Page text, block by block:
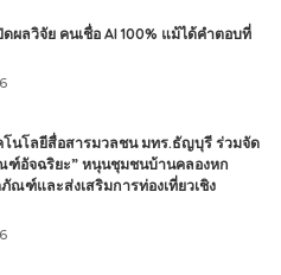
ผลวิจัย คนเชื่อ AI 100% แม้ได้คำตอบที่
นโลยีสื่อสารมวลชน มทร.ธัญบุรี ร่วมจัด
ฑ์อัจฉริยะ” หนุนชุมชนบ้านคลองหก
ณฑ์และส่งเสริมการท่องเที่ยวเชิง